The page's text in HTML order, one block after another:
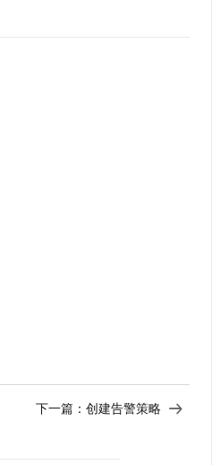
下一篇： 创建告警策略